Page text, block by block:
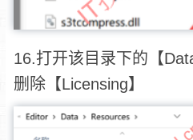
16.打开该目录下的【
删除【Licensing】